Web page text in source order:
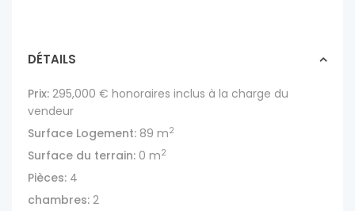
DÉTAILS
Prix: 295,000 € honoraires inclus à la charge du
vendeur
Surface Logement: 89 m2
Surface du terrain: 0 m2
Pièces: 4
chambres: 2